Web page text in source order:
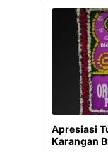
Apresiasi
Karangan